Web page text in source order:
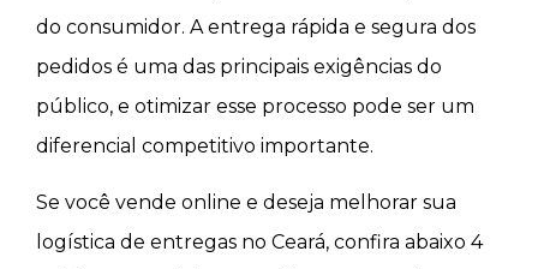
do consumidor. A entrega rápida e segura dos
pedidos é uma das principais exigências do
público, e otimizar esse processo pode ser um
diferencial competitivo importante.
Se você vende online e deseja melhorar sua
logística de entregas no Ceará, confira abaixo 4